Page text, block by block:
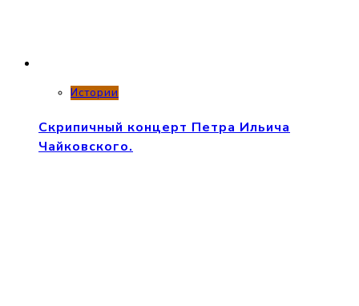
Истории
Скрипичный концерт Петра Ильича
Чайковского.